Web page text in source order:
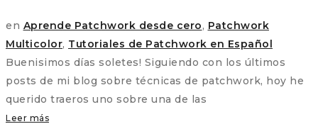
en Aprende Patchwork desde cero, Patchwork
Multicolor, Tutoriales de Patchwork en Español
Buenisimos días soletes! Siguiendo con los últimos
posts de mi blog sobre técnicas de patchwork, hoy he
querido traeros uno sobre una de las
Leer más